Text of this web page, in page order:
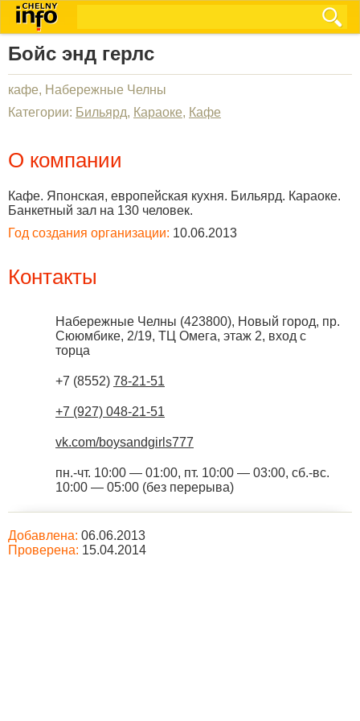
Бойс энд герлс
кафе, Набережные Челны
Категории: Бильярд, Караоке, Кафе
О компании
Кафе. Японская, европейская кухня. Бильярд. Караоке.
Банкетный зал на 130 человек.
Год создания организации: 10.06.2013
Контакты
Набережные Челны (423800), Новый город, пр.
Сююмбике, 2/19, ТЦ Омега, этаж 2, вход с
торца
+7 (8552) 78-21-51
+7 (927) 048-21-51
vk.com/boysandgirls777
пн.-чт. 10:00 — 01:00, пт. 10:00 — 03:00, сб.-вс.
10:00 — 05:00 (без перерыва)
Добавлена: 06.06.2013
Проверена: 15.04.2014